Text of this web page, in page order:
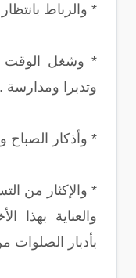
* والرباط
* وشغل الوقت
وتدبرا ومدارسة .
* وأذكار الصباح
* والإكثار من
والعناية بهذا
بأدبار